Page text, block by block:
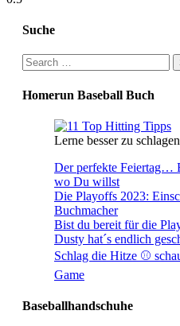
Suche
Search
for:
Homerun Baseball Buch
Lerne besser zu schlagen
Der perfekte Feiertag…
wo Du willst
Die Playoffs 2023:
Buchmacher
Bist du bereit für die
Dusty hat´s endlich
Schlag die Hitze ⚾️
Game
Baseballhandschuhe